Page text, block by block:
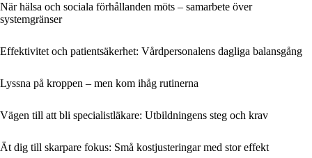
När hälsa och sociala förhållanden möts – samarbete över
systemgränser
Effektivitet och patientsäkerhet: Vårdpersonalens dagliga balansgång
Lyssna på kroppen – men kom ihåg rutinerna
Vägen till att bli specialistläkare: Utbildningens steg och krav
Ät dig till skarpare fokus: Små kostjusteringar med stor effekt